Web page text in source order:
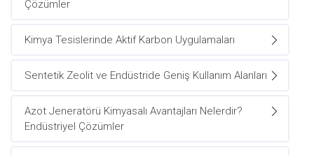
Çözümler
Kimya Tesislerinde Aktif Karbon Uygulamaları
Sentetik Zeolit ve Endüstride Geniş Kullanım Alanları
Azot Jeneratörü Kimyasalı Avantajları Nelerdir?
Endüstriyel Çözümler